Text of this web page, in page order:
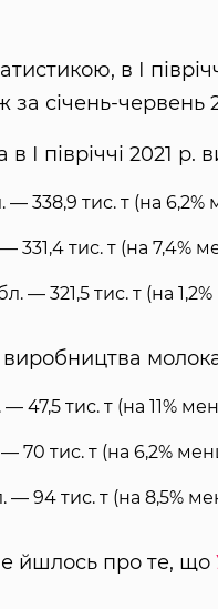
в І
січень-червень
І півріччі 2021 р.
— 338,9 тис. т (на
331,4 тис. т (на 7,4%
— 321,5 тис. т (на
молока
— 47,5 тис. т (на 11%
70 тис. т (на 6,2%
— 94 тис. т (на 8,5%
йшлось про те, що